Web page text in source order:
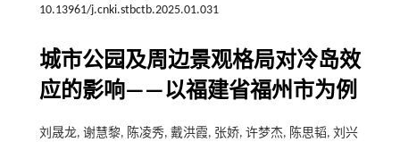
10.13961/j.cnki.stbctb.2025.01.031
城市公园及周边景观格局对冷岛效
应的影响——以福建省福州市为例
刘晟龙, 谢慧黎, 陈凌秀, 戴洪霞, 张娇, 许梦杰, 陈思韬, 刘兴